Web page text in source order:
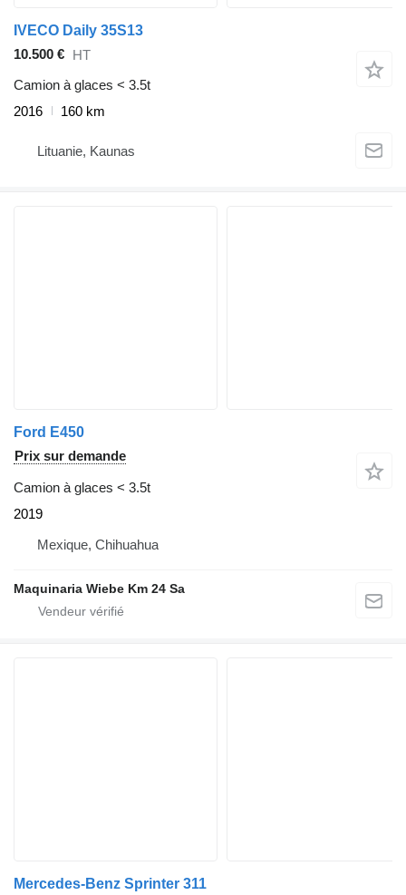
IVECO Daily 35S13
10.500 € HT
Camion à glaces < 3.5t
2016
160 km
Lituanie, Kaunas
Ford E450
Prix sur demande
Camion à glaces < 3.5t
2019
Mexique, Chihuahua
Maquinaria Wiebe Km 24 Sa
Mercedes-Benz Sprinter 311